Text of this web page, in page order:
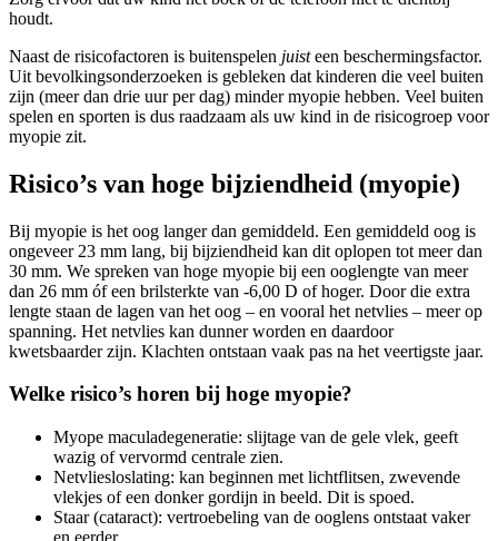
houdt.
Naast de risicofactoren is buitenspelen juisteen beschermingsfactor.
Uit bevolkingsonderzoeken is gebleken dat kinderen die veel buiten
zijn (meer dan drie uur per dag) minder myopie hebben. Veel buiten
spelen en sporten is dus raadzaam als uw kind in de risicogroep voor
myopie zit.
Risico’s van hoge bijziendheid (myopie)
Bij myopie is het oog langer dan gemiddeld. Een gemiddeld oog is
ongeveer 23 mm lang, bij bijziendheid kan dit oplopen tot meer dan
30 mm. We spreken van hoge myopie bij een ooglengte van meer
dan 26 mm óf een brilsterkte van -6,00 D of hoger. Door die extra
lengte staan de lagen van het oog – en vooral het netvlies – meer op
spanning. Het netvlies kan dunner worden en daardoor
kwetsbaarder zijn. Klachten ontstaan vaak pas na het veertigste jaar.
Welke risico’s horen bij hoge myopie?
Myope maculadegeneratie: slijtage van de gele vlek, geeft
wazig of vervormd centrale zien.
Netvliesloslating: kan beginnen met lichtflitsen, zwevende
vlekjes of een donker gordijn in beeld. Dit is spoed.
Staar (cataract): vertroebeling van de ooglens ontstaat vaker